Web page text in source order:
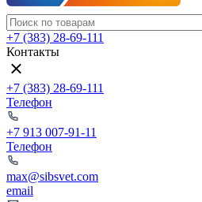
+7 (383) 28-69-111
Контакты
+7 (383) 28-69-111
Телефон
+7 913 007-91-11
Телефон
max@sibsvet.com
email